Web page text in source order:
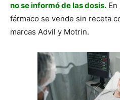
no se informó de las dosis.
fármaco se vende sin receta
marcas Advil y Motrin.